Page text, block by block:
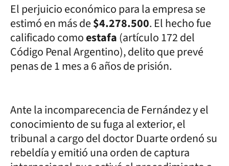
El perjuicio económico para la empresa se
estimó en más de$4.278.500. El hecho fue
calificado comoestafa(artículo 172 del
Código Penal Argentino), delito que prevé
penas de 1 mes a 6 años de prisión.
Ante la incomparecencia de Fernández y el
conocimiento de su fuga al exterior, el
tribunal a cargo del doctor Duarte ordenó su
rebeldía y emitió una orden de captura